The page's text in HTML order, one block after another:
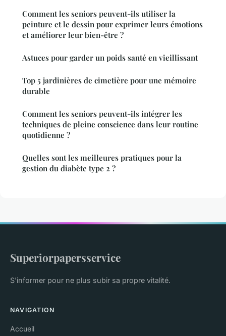
Comment les seniors peuvent-ils utiliser la
peinture et le dessin pour exprimer leurs émotions
et améliorer leur bien-être ?
Astuces pour garder un poids santé en vieillissant
Top 5 jardinières de cimetière pour une mémoire
durable
Comment les seniors peuvent-ils intégrer les
techniques de pleine conscience dans leur routine
quotidienne ?
Quelles sont les meilleures pratiques pour la
gestion du diabète type 2 ?
Superiorpapersservice
S'informer pour ne plus subir sa propre vitalité.
NAVIGATION
Accueil